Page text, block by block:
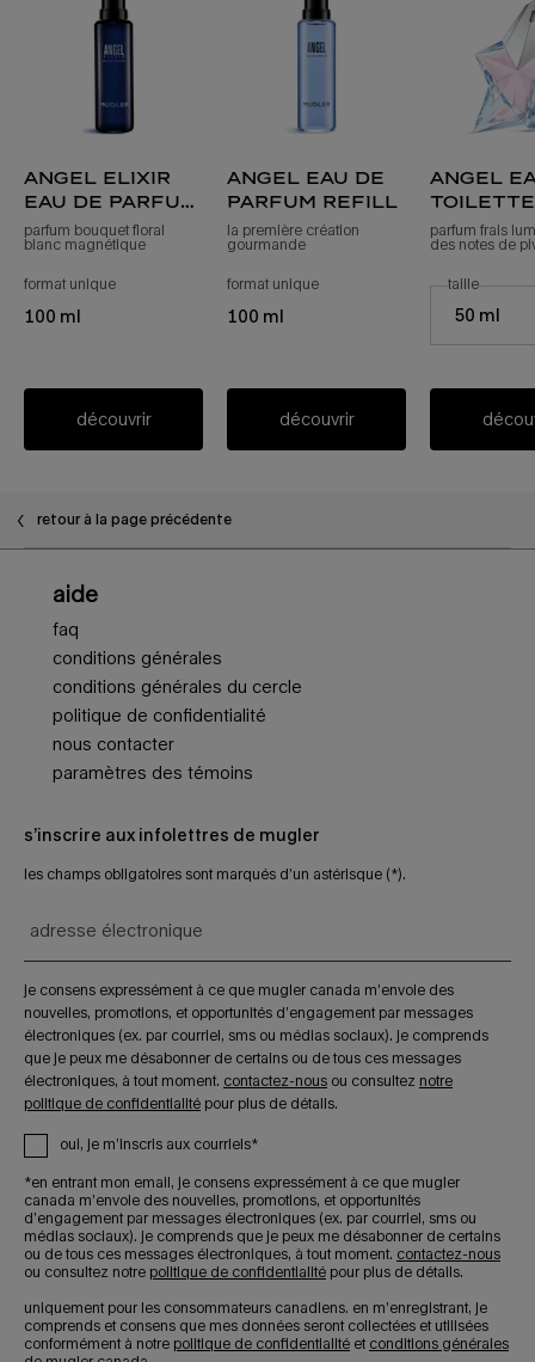
angel elixir
eau de parfum
florale
refill
parfum bouquet floral
blanc magnétique
format unique pour recharge d’angel elixir eau de parfum florale
100 ml
découvrir
angel eau de
parfum refill
la première création
gourmande
format unique recharge d’eau de parfum angel
100 ml
découvrir
angel
toilette
parfum frais
des notes de
Select a taille
50 ml
sélectionner
taillepour
retour à la page précédente
aide
faq
conditions générales
conditions générales du cercle
politique de confidentialité
nous contacter
paramètres des témoins
s’inscrire aux infolettres de mugler
les champs obligatoires sont marqués d’un astérisque (*).
adresse électronique
je consens expressément à ce que mugler canada m’envoie des
nouvelles, promotions, et opportunités d’engagement par messages
électroniques (ex. par courriel, sms ou médias sociaux). je comprends
que je peux me désabonner de certains ou de tous ces messages
électroniques, à tout moment. contactez-nous ou consultez notre
politique de confidentialité pour plus de détails.
oui, je m’inscris aux courriels*
*en entrant mon email, je consens expressément à ce que mugler
canada m’envoie des nouvelles, promotions, et opportunités
d’engagement par messages électroniques (ex. par courriel, sms ou
médias sociaux). je comprends que je peux me désabonner de certains
ou de tous ces messages électroniques, à tout moment. contactez-nous
ou consultez notre politique de confidentialité pour plus de détails.
uniquement pour les consommateurs canadiens. en m’enregistrant, je
comprends et consens que mes données seront collectées et utilisées
conformément à notre politique de confidentialité et conditions générales